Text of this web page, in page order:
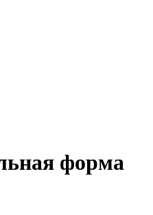
форма